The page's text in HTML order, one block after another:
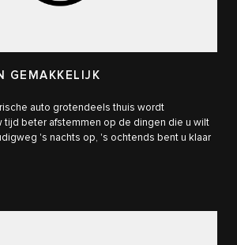
GEMAKKELIJK
auto grotendeels thuis wordt
tijd beter afstemmen op de dingen die u wilt
's nachts op, 's ochtends bent u klaar